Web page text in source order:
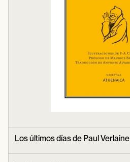
Los últimos días de Paul Verlaine